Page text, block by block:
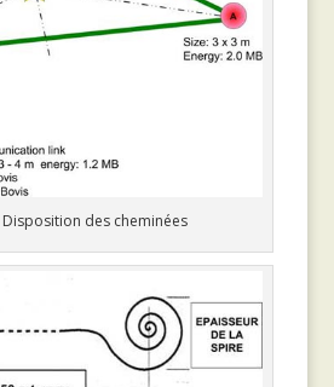
Disposition des cheminées